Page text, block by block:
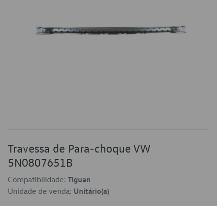
Travessa de Para-choque VW
5N0807651B
Compatibilidade: Tiguan
Unidade de venda: Unitário(a)